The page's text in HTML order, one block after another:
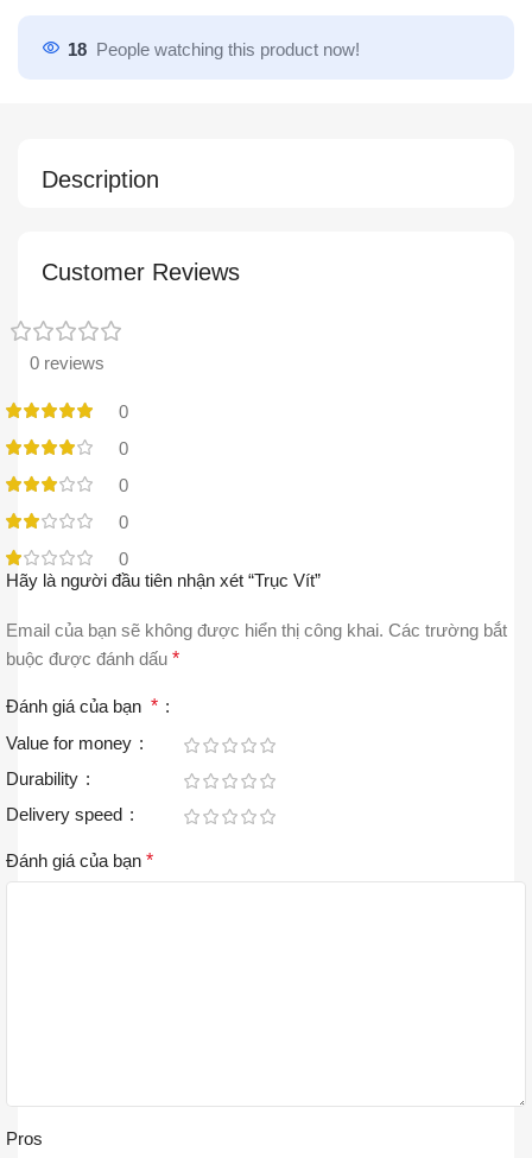
18 People watching this product now!
Description
Customer Reviews
0 reviews
0
0
0
0
0
Hãy là người đầu tiên nhận xét “Trục Vít”
Email của bạn sẽ không được hiển thị công khai. Các trường bắt
buộc được đánh dấu *
Đánh giá của bạn *
Value for money
Durability
Delivery speed
Đánh giá của bạn *
Pros